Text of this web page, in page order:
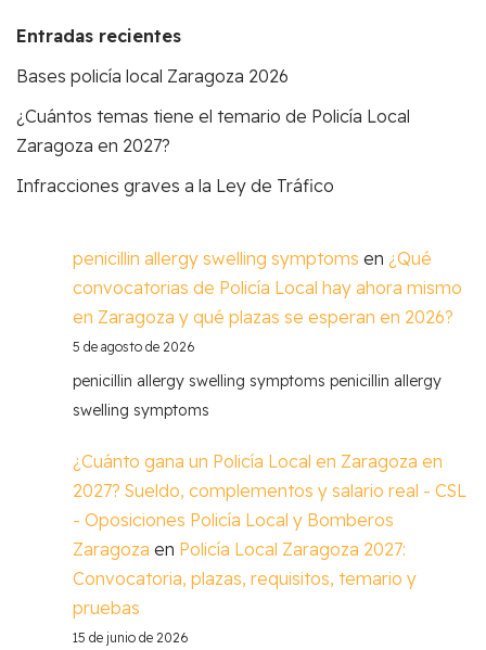
Entradas recientes
Bases policía local Zaragoza 2026
¿Cuántos temas tiene el temario de Policía Local
Zaragoza en 2027?
Infracciones graves a la Ley de Tráfico
penicillin allergy swelling symptoms en ¿Qué
convocatorias de Policía Local hay ahora mismo
en Zaragoza y qué plazas se esperan en 2026?
5 de agosto de 2026
penicillin allergy swelling symptoms penicillin allergy
swelling symptoms
¿Cuánto gana un Policía Local en Zaragoza en
2027? Sueldo, complementos y salario real - CSL
- Oposiciones Policía Local y Bomberos
Zaragoza en Policía Local Zaragoza 2027:
Convocatoria, plazas, requisitos, temario y
pruebas
15 de junio de 2026